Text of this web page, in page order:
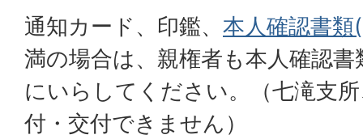
通知カード、印鑑、 本人確認書類
満の場合は、親権者も本人確認
にいらしてください。（七滝支
付・交付できません）